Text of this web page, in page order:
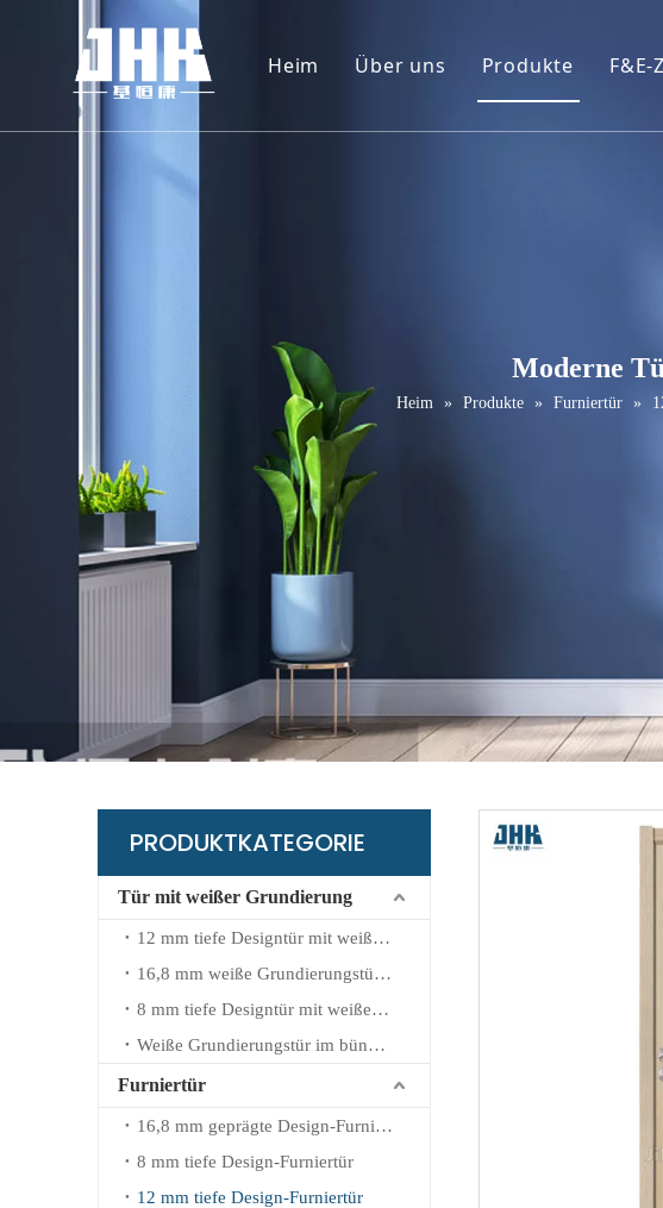
Heim Über uns Produkte
Massivholztür
WPC-Boden
Moderne
Heim » Produkte » Furniertür »
PRODUKTKATEGORIE
Tür mit weißer Grundierung
12 mm tiefe Designtür mit weißer Grundierung
16,8 mm weiße Grundierungstür mit geprägtem Design
8 mm tiefe Designtür mit weißer Grundierung
Weiße Grundierungstür im bündigen Design
Furniertür
16,8 mm geprägte Design-Furniertür
8 mm tiefe Design-Furniertür
12 mm tiefe Design-Furniertür